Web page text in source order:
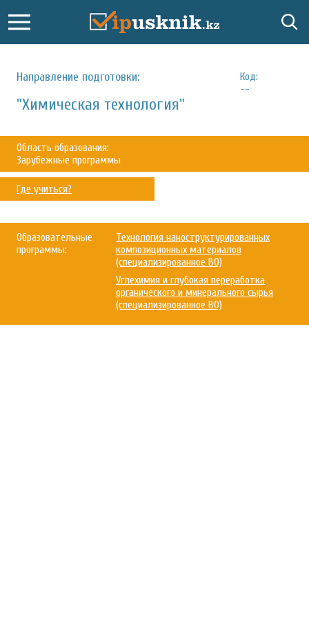
Направление подготовки:
Код:
--
"Химическая технология"
Область образования:
Зарубежные программы
Где учиться?
Образовательные
программы:
Технология наноструктурированных
композиционных материалов
(специализированное ВО)
Углехимия и глубокая переработка
органического и минерального сырья
(специализированное ВО)